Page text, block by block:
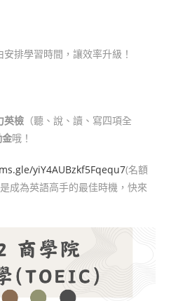
安排學習時間，讓效率升級！
英檢 （聽、說、讀、寫四項全
哦！
yiY4AUBzkf5Fqequ7(名額
成為英語高手的最佳時機，快來